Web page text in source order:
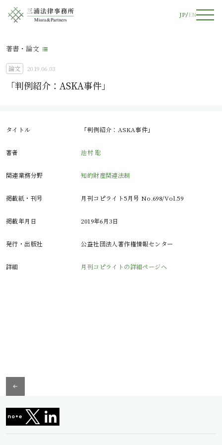
JP EN
著書・論文
論文 2019.06.03
「判例紹介：ASKA事件」
タイトル 「判例紹介：ASKA事件」
著者 池村 聡
関連業務分野 知的財産関連法制
掲載紙・刊号 月刊コピライト5月号 No.698/Vol.59
掲載年月日 2019年6月3日
発行・出版社 公益社団法人著作権情報センター
詳細 月刊コピライトの詳細ページへ